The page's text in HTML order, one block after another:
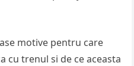
motive pentru care
cu trenul si de ce aceasta